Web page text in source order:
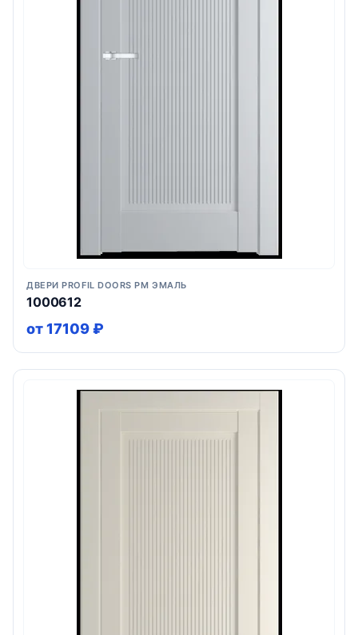
ДВЕРИ PROFIL DOORS PM ЭМАЛЬ
1000612
от 17109 ₽